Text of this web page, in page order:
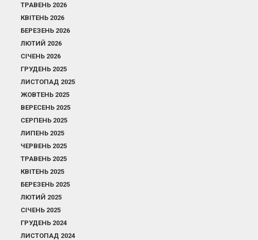
ТРАВЕНЬ 2026
КВІТЕНЬ 2026
БЕРЕЗЕНЬ 2026
ЛЮТИЙ 2026
СІЧЕНЬ 2026
ГРУДЕНЬ 2025
ЛИСТОПАД 2025
ЖОВТЕНЬ 2025
ВЕРЕСЕНЬ 2025
СЕРПЕНЬ 2025
ЛИПЕНЬ 2025
ЧЕРВЕНЬ 2025
ТРАВЕНЬ 2025
КВІТЕНЬ 2025
БЕРЕЗЕНЬ 2025
ЛЮТИЙ 2025
СІЧЕНЬ 2025
ГРУДЕНЬ 2024
ЛИСТОПАД 2024